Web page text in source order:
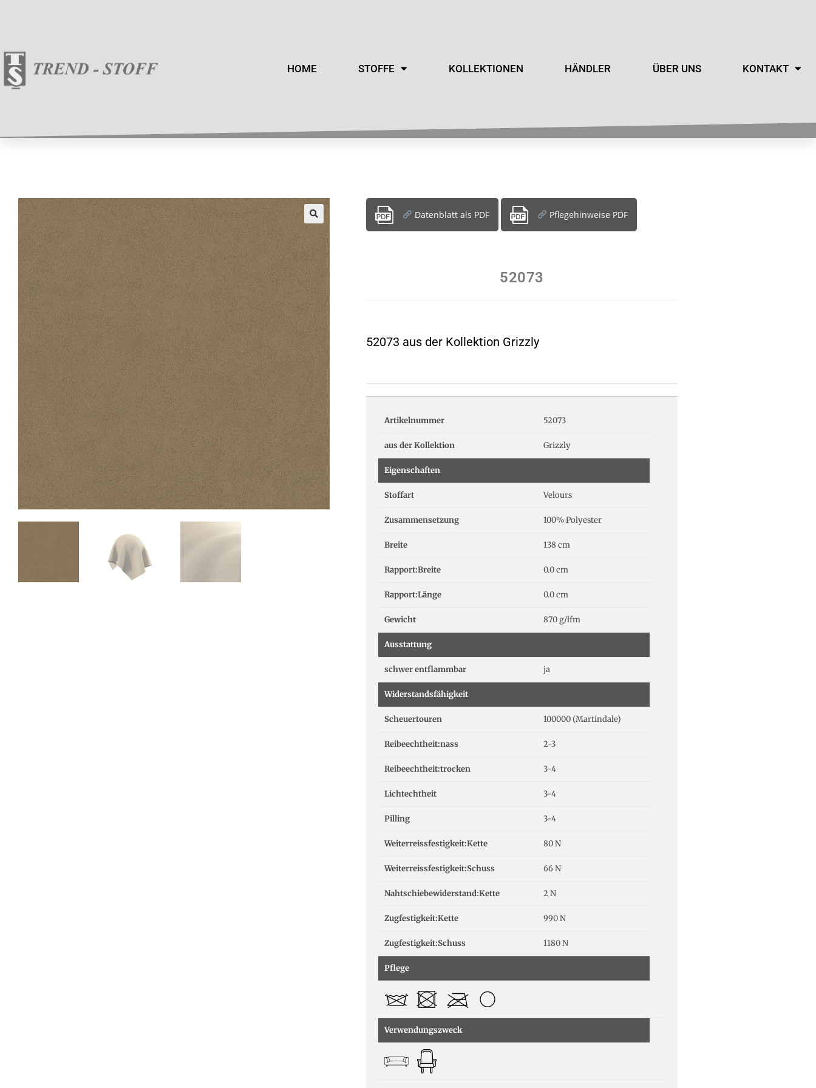
HOME STOFFE KOLLEKTIONEN HÄNDLER ÜBER UNS KONTAKT
Datenblatt als PDF Pflegehinweise PDF
52073
52073 aus der Kollektion Grizzly
Artikelnummer 52073
aus der Kollektion Grizzly
Eigenschaften
Stoffart Velours
Zusammensetzung 100% Polyester
Breite 138 cm
Rapport:Breite 0.0 cm
Rapport:Länge 0.0 cm
Gewicht 870 g/lfm
Ausstattung
schwer entflammbar ja
Widerstandsfähigkeit
Scheuertouren 100000 (Martindale)
Reibeechtheit:nass 2-3
Reibeechtheit:trocken 3-4
Lichtechtheit 3-4
Pilling 3-4
Weiterreissfestigkeit:Kette 80 N
Weiterreissfestigkeit:Schuss 66 N
Nahtschiebewiderstand:Kette 2 N
Zugfestigkeit:Kette 990 N
Zugfestigkeit:Schuss 1180 N
Pflege
Verwendungszweck